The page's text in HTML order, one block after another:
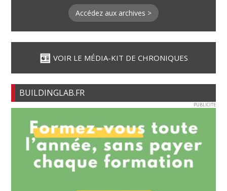
Accédez aux archives >
VOIR LE MÉDIA-KIT DE CHRONIQUES
BUILDINGLAB.FR
PUBLICITE